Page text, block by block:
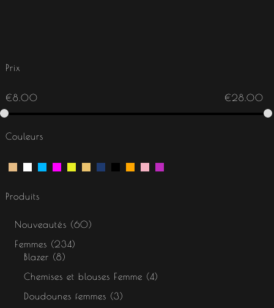
Prix
€8.00 €28.00
Couleurs
Produits
Nouveautés
60
Femmes
234
Blazer
8
Chemises et blouses Femme
4
Doudounes femmes
3